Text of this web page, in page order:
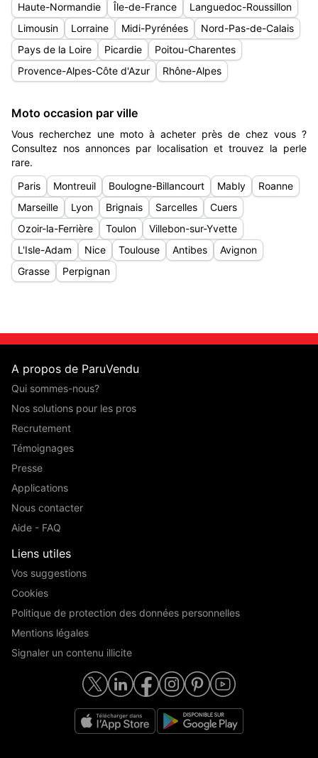
Haute-Normandie
Île-de-France
Languedoc-Roussillon
Limousin
Lorraine Midi-Pyrénées
Nord-Pas-de-Calais
Pays de la Loire
Picardie
Poitou-Charentes
Provence-Alpes-Côte d'Azur
Rhône-Alpes
Moto occasion par ville
Vous recherchez une moto à acheter près de chez vous ?
Consultez nos annonces par localisation et trouvez la perle
rare.
Paris
Montreuil Boulogne-Billancourt Mably
Roanne
Marseille
Lyon Brignais Sarcelles
Cuers
Ozoir-la-Ferrière
Toulon
Villebon-sur-Yvette
L'Isle-Adam
Nice Toulouse Antibes
Avignon
Grasse
Perpignan
A propos de ParuVendu
Qui sommes-nous?
Nos solutions pour les pros
Recrutement
Témoignages
Presse
Applications
Nous contacter
Aide - FAQ
Liens utiles
Vos suggestions
Cookies
Politique de protection des données personnelles
Mentions légales
Signaler un contenu illicite